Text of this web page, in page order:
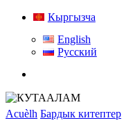
Кыргызча
English
Русский
Acuèlh Бардык китептер